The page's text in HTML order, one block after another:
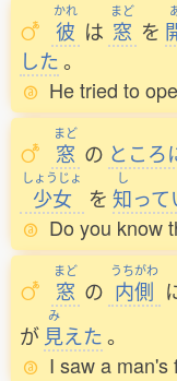
かれ
彼 は
まど
窓 を
した。
He tried to
まど
窓 の ところ
しょうじょ
少女 を
し
知っ
Do you know
まど
窓 の
うちがわ
内側
が
み
見えた。
I saw a man's